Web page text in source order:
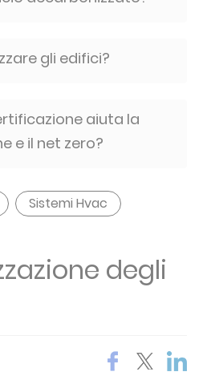
gli edifici?
aiuta la
e il net zero?
Sistemi Hvac
degli